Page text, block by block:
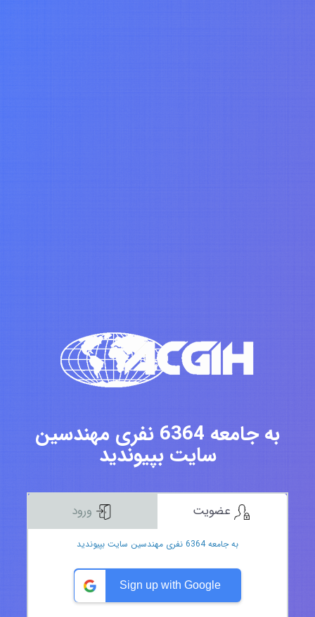
به جامعه 6364 نفری مهندسین
سایت بپیوندید
به جامعه 6364 نفری مهندسین سایت بپیوندید
Sign up with Google